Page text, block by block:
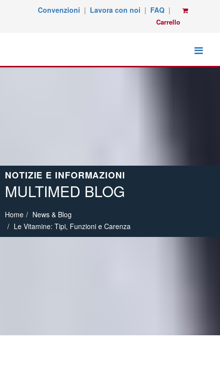
Convenzioni | Lavora con noi | FAQ |
Carrello
NOTIZIE E INFORMAZIONI
MULTIMED BLOG
Home
News & Blog
Le Vitamine: Tipi, Funzioni e Carenza